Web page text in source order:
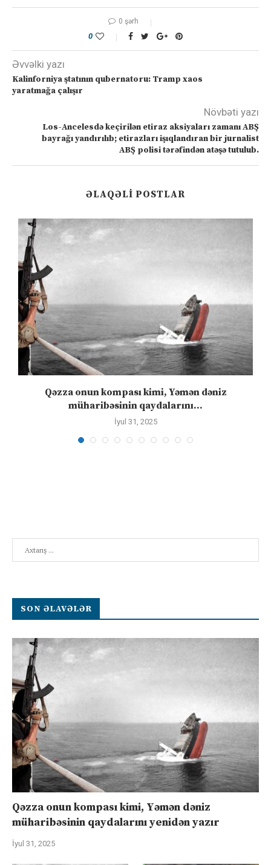
0 şərh
0
Əvvəlki yazı
Kalinforniya ştatının qubernatoru: Tramp xaos
yaratmağa çalışır
Növbəti yazı
Los-Ancelesdə keçirilən etiraz aksiyaları zamanı ABŞ
bayrağı yandırılıb; etirazları işıqlandıran bir jurnalist
ABŞ polisi tərəfindən atəşə tutulub.
ƏLAQƏLI POSTLAR
Qəzza onun kompası kimi, Yəmən dəniz
müharibəsinin qaydalarını...
İyul 31, 2025
SON ƏLAVƏLƏR
Qəzza onun kompası kimi, Yəmən dəniz
müharibəsinin qaydalarını yenidən yazır
İyul 31, 2025